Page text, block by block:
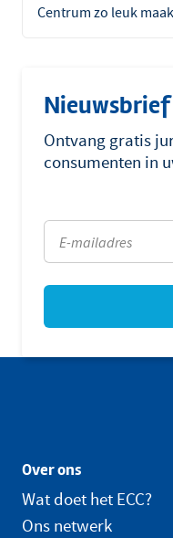
Centrum zo leuk
Nieuwsbrief
Ontvang gratis
consumenten in
Over ons
Wat doet het ECC?
Ons netwerk